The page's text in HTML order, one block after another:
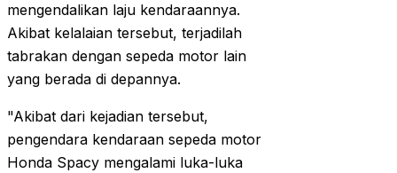
mengendalikan laju kendaraannya.
Akibat kelalaian tersebut, terjadilah
tabrakan dengan sepeda motor lain
yang berada di depannya.
"Akibat dari kejadian tersebut,
pengendara kendaraan sepeda motor
Honda Spacy mengalami luka-luka